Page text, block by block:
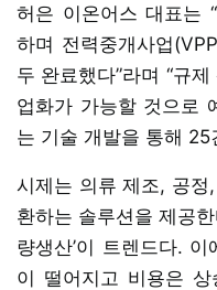
허은 이온어스 대표는
하며 전력중개사업
두 완료했다”라며 “규
업화가 가능할 것으로
는 기술 개발을 통해
시제는 의류 제조, 공
환하는 솔루션을 제공
량생산’이 트렌드다.
이 떨어지고 비용은